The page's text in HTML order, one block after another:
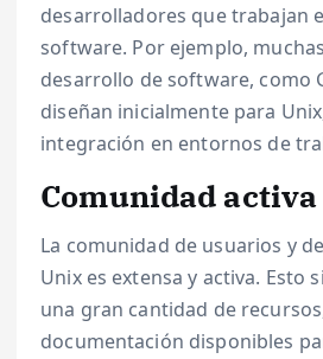
desarrolladores que trabajan
software. Por ejemplo,
desarrollo de software, como
diseñan inicialmente para
integración en entornos de
Comunidad
La comunidad de usuarios y
Unix es extensa y activa. Esto
una gran cantidad de
documentación disponibles